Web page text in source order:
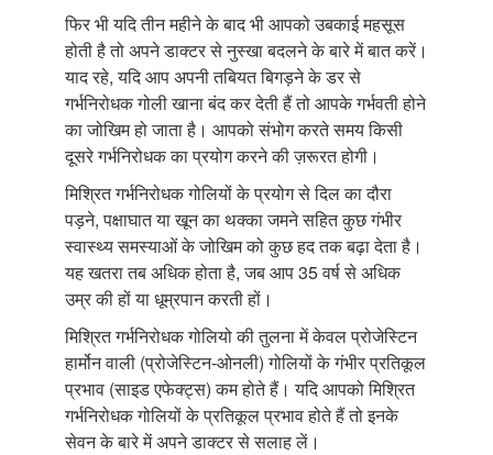
फिर भी यदि तीन महीने के बाद भी आपको उबकाई महसूस
होती है तो अपने डाक्टर से नुस्खा बदलने के बारे में बात करें।
याद रहे, यदि आप अपनी तबियत बिगड़ने के डर से
गर्भनिरोधक गोली खाना बंद कर देती हैं तो आपके गर्भवती होने
का जोखिम हो जाता है। आपको संभोग करते समय किसी
दूसरे गर्भनिरोधक का प्रयोग करने की ज़रूरत होगी।
मिश्रित गर्भनिरोधक गोलियों के प्रयोग से दिल का दौरा
पड़ने, पक्षाघात या खून का थक्का जमने सहित कुछ गंभीर
स्वास्थ्य समस्याओं के जोखिम को कुछ हद तक बढ़ा देता है।
यह खतरा तब अधिक होता है, जब आप 35 वर्ष से अधिक
उम्र की हों या धूम्रपान करती हों।
मिश्रित गर्भनिरोधक गोलियो की तुलना में केवल प्रोजेस्टिन
हार्मोन वाली (प्रोजेस्टिन-ओनली) गोलियों के गंभीर प्रतिकूल
प्रभाव (साइड एफेक्ट्स) कम होते हैं। यदि आपको मिश्रित
गर्भनिरोधक गोलियों के प्रतिकूल प्रभाव होते हैं तो इनके
सेवन के बारे में अपने डाक्टर से सलाह लें।